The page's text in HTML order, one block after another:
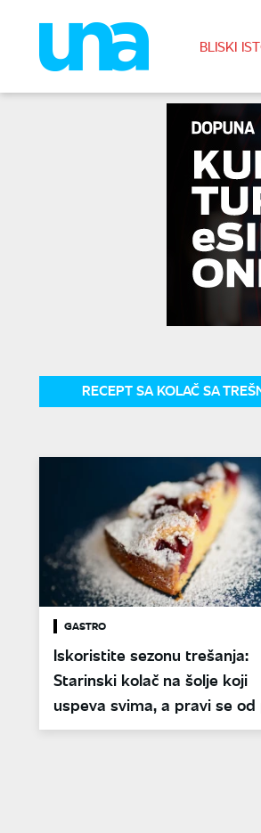
BLISKI
RECEPT SA KOLAČ SA
GASTRO
Iskoristite sezonu trešanja:
Starinski kolač na šolje koji
uspeva svima, a pravi se od
sastojaka